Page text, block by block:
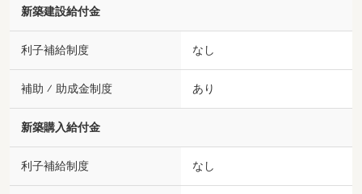
新築建設給付金
利子補給制度 なし
補助 ⁄ 助成金制度 あり
新築購入給付金
利子補給制度 なし